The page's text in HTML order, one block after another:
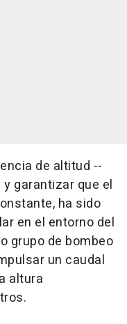
de altitud --
garantizar que el
ha sido
en el entorno del
grupo de bombeo
un caudal
altura